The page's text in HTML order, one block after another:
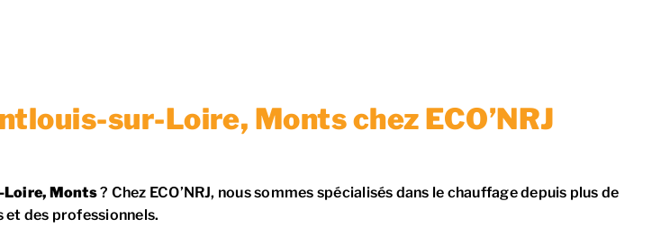
sur-Loire, Monts chez ECO’NRJ
Monts? Chez ECO’NRJ, nous sommes spécialisés dans le chauffage depuis plus de
et des professionnels.